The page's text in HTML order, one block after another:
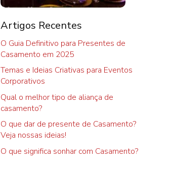
Artigos Recentes
O Guia Definitivo para Presentes de
Casamento em 2025
Temas e Ideias Criativas para Eventos
Corporativos
Qual o melhor tipo de aliança de
casamento?
O que dar de presente de Casamento?
Veja nossas ideias!
O que significa sonhar com Casamento?